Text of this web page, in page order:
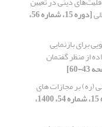
[دوره 15، شماره 56،
برای بازنمایی
از منظر گفتمان
(ره) بر مجازات های
[دوره 15، شماره 54، 1400،